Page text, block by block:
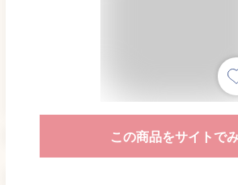
この商品をサイトで